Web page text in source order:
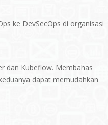
ke DevSecOps di organisasi
dan Kubeflow. Membahas
dapat memudahkan